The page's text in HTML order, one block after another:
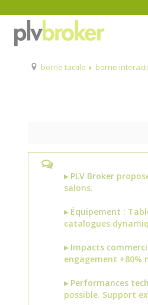
borne tactile borne
▸ PLV Broker
salons.
▸ Équipement :
catalogues
▸ Impacts
engagement
▸ Performances
possible. Support